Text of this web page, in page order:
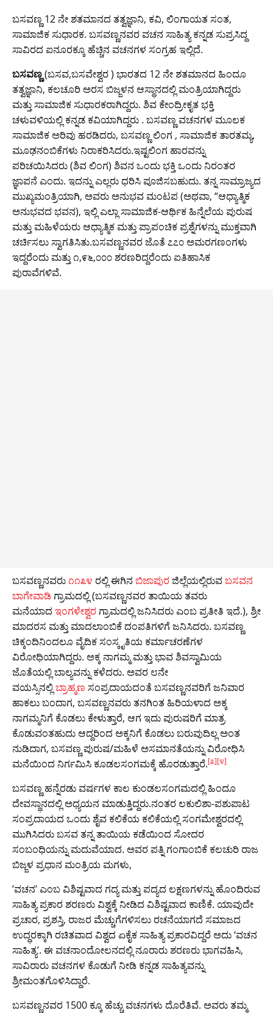
w
itt
er
a
c
e
b
o
o
k
h
at
s
A
p
p
m
ai
l
o
g
g
er
o
p
y
Li
n
k
in
t
el
e
gr
a
m
ಬಸವಣ್ಣ 12 ನೇ ಶತಮಾನದ ತತ್ವಜ್ಞಾನಿ, ಕವಿ, ಲಿಂಗಾಯತ ಸಂತ,
ಸಾಮಾಜಿಕ ಸುಧಾರಕ. ಬಸವಣ್ಣನವರ ವಚನ ಸಾಹಿತ್ಯ ಕನ್ನಡ ಸುಪ್ರಸಿದ್ದ
ಸಾವಿರದ ಐನೂರಕ್ಕೂ ಹೆಚ್ಚಿನ ವಚನಗಳ ಸಂಗ್ರಹ ಇಲ್ಲಿದೆ.
ಬಸವಣ್ಣ(ಬಸವ,ಬಸವೇಶ್ವರ ) ಭಾರತದ 12 ನೇ ಶತಮಾನದ ಹಿಂದೂ
ತತ್ವಜ್ಞಾನಿ, ಕಲಚೂರಿ ಅರಸ ಬಿಜ್ಜಳನ ಆಸ್ಥಾನದಲ್ಲಿ ಮಂತ್ರಿಯಾಗಿದ್ದರು
ಮತ್ತು ಸಾಮಾಜಿಕ ಸುಧಾರಕರಾಗಿದ್ದರು. ಶಿವ ಕೇಂದ್ರೀಕೃತ ಭಕ್ತಿ
ಚಳುವಳಿಯಲ್ಲಿ ಕನ್ನಡ ಕವಿಯಾಗಿದ್ದರು . ಬಸವಣ್ಣ ವಚನಗಳ ಮೂಲಕ
ಸಾಮಾಜಿಕ ಅರಿವು ಹರಡಿದರು, ಬಸವಣ್ಣ ಲಿಂಗ , ಸಾಮಾಜಿಕ ತಾರತಮ್ಯ,
ಮೂಢನಂಬಿಕೆಗಳು ನಿರಾಕರಿಸಿದರು.ಇಷ್ಟಲಿಂಗ ಹಾರವನ್ನು
ಪರಿಚಯಿಸಿದರು (ಶಿವ ಲಿಂಗ) ಶಿವನ ಒಂದು ಭಕ್ತಿ ಒಂದು ನಿರಂತರ
ಜ್ಞಾಪನೆ ಎಂದು. ಇದನ್ನು ಎಲ್ಲರು ಧರಿಸಿ ಪೂಜಿಸಬಹುದು. ತನ್ನ ಸಾಮ್ರಾಜ್ಯದ
ಮುಖ್ಯಮಂತ್ರಿಯಾಗಿ, ಅವರು ಅನುಭವ ಮಂಟಪ (ಅಥವಾ, “ಆಧ್ಯಾತ್ಮಿಕ
ಅನುಭವದ ಭವನ), ಇಲ್ಲಿ ಎಲ್ಲಾ ಸಾಮಾಜಿಕ-ಆರ್ಥಿಕ ಹಿನ್ನೆಲೆಯ ಪುರುಷ
ಮತ್ತು ಮಹಿಳೆಯರು ಆಧ್ಯಾತ್ಮಿಕ ಮತ್ತು ಪ್ರಾಪಂಚಿಕ ಪ್ರಶ್ನೆಗಳನ್ನು ಮುಕ್ತವಾಗಿ
ಚರ್ಚಿಸಲು ಸ್ವಾಗತಿಸಿತು.ಬಸವಣ್ಣನವರ ಜೊತೆ ೭೭೦ ಅಮರಗಣಂಗಳು
ಇದ್ದರೆಂದು ಮತ್ತು ೧,೯೬,೦೦೦ ಶರಣರಿದ್ದರೆಂದು ಐತಿಹಾಸಿಕ
ಪುರಾವೆಗಳಿವೆ.
ಬಸವಣ್ಣನವರು೧೧೩೪ ರಲ್ಲಿ ಈಗಿನ ಬಿಜಾಪುರಜಿಲ್ಲೆಯಲ್ಲಿರುವಬಸವನ
ಬಾಗೇವಾಡಿ ಗ್ರಾಮದಲ್ಲಿ (ಬಸವಣ್ಣನವರ ತಾಯಿಯ ತವರು
ಮನೆಯಾದ ಇಂಗಳೇಶ್ವರ ಗ್ರಾಮದಲ್ಲಿ ಜನಿಸಿದರು ಎಂಬ ಪ್ರತೀತಿ ಇದೆ.), ಶ್ರೀ
ಮಾದರಸ ಮತ್ತು ಮಾದಲಾಂಬಿಕೆ ದಂಪತಿಗಳಿಗೆ ಜನಿಸಿದರು. ಬಸವಣ್ಣ
ಚಿಕ್ಕಂದಿನಿಂದಲೂ ವೈದಿಕ ಸಂಸ್ಕೃತಿಯ ಕರ್ಮಾಚರಣೆಗಳ
ವಿರೋಧಿಯಾಗಿದ್ದರು. ಅಕ್ಕ ನಾಗಮ್ಮ ಮತ್ತು ಭಾವ ಶಿವಸ್ವಾಮಿಯ
ಜೊತೆಯಲ್ಲಿ ಬಾಲ್ಯವನ್ನು ಕಳೆದರು. ಅವರ ೮ನೇ
ವಯಸ್ಸಿನಲ್ಲಿಬ್ರಾಹ್ಮಣ ಸಂಪ್ರದಾಯದಂತೆ ಬಸವಣ್ಣನವರಿಗೆ ಜನಿವಾರ
ಹಾಕಲು ಬಂದಾಗ, ಬಸವಣ್ಣನವರು ತನಗಿಂತ ಹಿರಿಯಳಾದ ಅಕ್ಕ
ನಾಗಮ್ಮನಿಗೆ ಕೊಡಲು ಕೇಳುತ್ತಾರೆ, ಆಗ ಇದು ಪುರುಷರಿಗೆ ಮಾತ್ರ
ಕೊಡುವಂತಹುದು ಆದ್ದರಿಂದ ಅಕ್ಕನಿಗೆ ಕೊಡಲು ಬರುವುದಿಲ್ಲ ಅಂತ
ನುಡಿದಾಗ, ಬಸವಣ್ಣ ಪುರುಷ/ಮಹಿಳೆ ಅಸಮಾನತೆಯನ್ನು ವಿರೋಧಿಸಿ
ಮನೆಯಿಂದ ನಿರ್ಗಮಿಸಿ ಕೂಡಲಸಂಗಮಕ್ಕೆ ಹೊರಡುತ್ತಾರೆ.[೩][೪]
ಬಸವಣ್ಣ ಹನ್ನೆರಡು ವರ್ಷಗಳ ಕಾಲ ಕುಂಡಲಸಂಗಮದಲ್ಲಿ ಹಿಂದೂ
ದೇವಸ್ಥಾನದಲ್ಲಿ ಅಧ್ಯಯನ ಮಾಡುತ್ತಿದ್ದರು.ನಂತರ ಲಕುಲಿಶಾ-ಪಶುಪಾಟ
ಸಂಪ್ರದಾಯದ ಒಂದು ಶೈವ ಕಲಿಕೆಯ ಕಲಿಕೆಯಲ್ಲಿ ಸಂಗಮೇಶ್ವರದಲ್ಲಿ
ಮುಗಿಸಿದರು ಬಸವ ತನ್ನ ತಾಯಿಯ ಕಡೆಯಿಂದ ಸೋದರ
ಸಂಬಂಧಿಯನ್ನು ಮದುವೆಯಾದ. ಅವರ ಪತ್ನಿ ಗಂಗಾಂಬಿಕೆ ಕಲಚುರಿ ರಾಜ
ಬಿಜ್ಜಳ ಪ್ರಧಾನ ಮಂತ್ರಿಯ ಮಗಳು,
’ವಚನ’ ಎಂಬ ವಿಶಿಷ್ಟವಾದ ಗದ್ಯ ಮತ್ತು ಪದ್ಯದ ಲಕ್ಷಣಗಳನ್ನು ಹೊಂದಿರುವ
ಸಾಹಿತ್ಯ ಪ್ರಕಾರ ಶರಣರು ವಿಶ್ವಕ್ಕೆ ನೀಡಿದ ವಿಶಿಷ್ಟವಾದ ಕಾಣಿಕೆ. ಯಾವುದೇ
ಪ್ರಚಾರ, ಪ್ರಶಸ್ತಿ, ರಾಜರ ಮೆಚ್ಚುಗೆಗಳಿಸಲು ರಚನೆಯಾಗದೆ ಸಮಾಜದ
ಉದ್ಧರಕ್ಕಾಗಿ ರಚಿತವಾದ ವಿಶ್ವದ ಏಕೈಕ ಸಾಹಿತ್ಯ ಪ್ರಕಾರವಿದ್ದರೆ ಅದು ‘ವಚನ
ಸಾಹಿತ್ಯ’. ಈ ವಚನಾಂದೋಲನದಲ್ಲಿ ನೂರಾರು ಶರಣರು ಭಾಗವಹಿಸಿ,
ಸಾವಿರಾರು ವಚನಗಳ ಕೊಡುಗೆ ನೀಡಿ ಕನ್ನಡ ಸಾಹಿತ್ಯವನ್ನು
ಶ್ರೀಮಂತಗೊಳಿಸಿದ್ದಾರೆ.
ಬಸವಣ್ಣನವರ 1500 ಕ್ಕೂ ಹೆಚ್ಚು ವಚನಗಳು ದೊರೆತಿವೆ. ಅವರು ತಮ್ಮ